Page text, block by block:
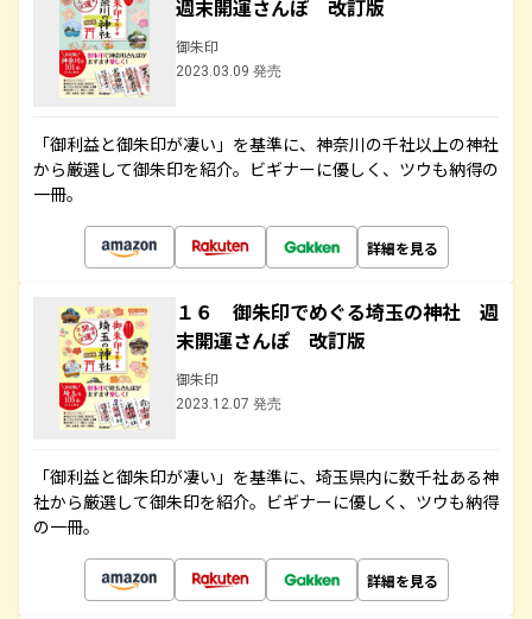
週末開運さんぽ 改訂版
御朱印
2023.03.09 発売
「御利益と御朱印が凄い」を基準に、神奈川の千社以上の神社
から厳選して御朱印を紹介。ビギナーに優しく、ツウも納得の
一冊。
詳細を見る
１６ 御朱印でめぐる埼玉の神社 週
末開運さんぽ 改訂版
御朱印
2023.12.07 発売
「御利益と御朱印が凄い」を基準に、埼玉県内に数千社ある神
社から厳選して御朱印を紹介。ビギナーに優しく、ツウも納得
の一冊。
詳細を見る